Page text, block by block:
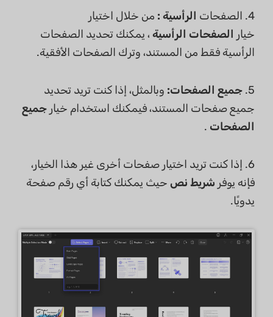
4. الصفحات الرأسية : من خلال اختيار
خيار الصفحات الرأسية ، يمكنك تحديد الصفحات
الرأسية فقط من المستند، وترك الصفحات الأفقية.
5. جميع الصفحات: وبالمثل، إذا كنت تريد تحديد
جميع صفحات المستند، فيمكنك استخدام خيار جميع
الصفحات .
6. إذا كنت تريد اختيار صفحات أخرى غير هذا الخيار،
فإنه يوفر شريط نص حيث يمكنك كتابة أي رقم صفحة
يدويًا.